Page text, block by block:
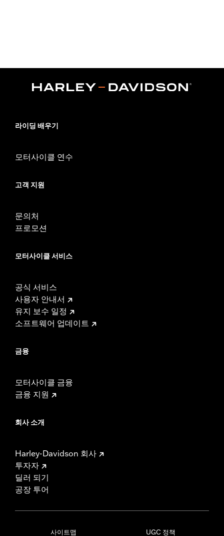
라이딩 배우기
모터사이클 연수
고객 지원
문의처
프로모션
모터사이클 서비스
공식 서비스
사용자 안내서
유지 보수 일정
소프트웨어 업데이트
금융
모터사이클 금융
금융 지원
회사 소개
Harley-Davidson 회사
투자자
딜러 되기
공장 투어
사이트맵 UGC 정책